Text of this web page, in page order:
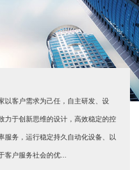
以客户需求为己任，自主研发、设
力于创新思维的设计，高效稳定的控
服务，运行稳定持久自动化设备、以
客户服务社会的优...